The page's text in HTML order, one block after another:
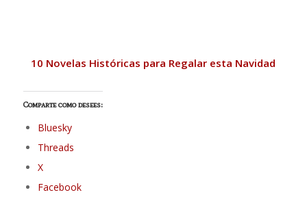
10 Novelas Históricas para Regalar esta Navidad
Comparte como desees:
Bluesky
Threads
X
Facebook